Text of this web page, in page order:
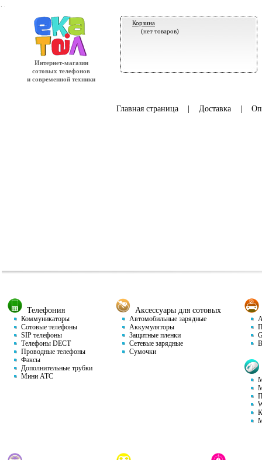
Интернет-магазин
сотовых телефонов
и современной техники
Корзина
(нет товаров)
Главная страница| Доставка|
Телефония
Коммуникаторы
Сотовые телефоны
SIP телефоны
Телефоны DECT
Проводные телефоны
Факсы
Дополнительные трубки
Мини АТС
Аксессуары для сотовых
Автомобильные зарядные
Аккумуляторы
Защитные пленки
Сетевые зарядные
Сумочки